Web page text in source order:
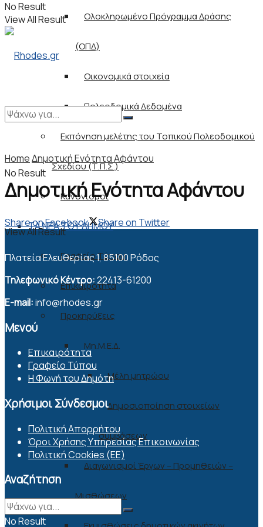
Ολοκληρωμένο Πρόγραμμα Δράσης
(ΟΠΔ)
Οικονομικά στοιχεία
Πολεοδομικά Δεδομένα
Εκπόνηση μελέτης του Τοπικού Πολεοδομικού
Σχεδίου (Τ.Π.Σ.)
Κανονισμοί
ΤΑ ΝΕΑ ΤΟΥ ΔΗΜΟΥ
Γραφείο Τύπου
Επικαιρότητα
Προκηρύξεις
Μη.Μ.Ε.Δ.
Μέλη μητρώου
Δημοσιοποίηση στοιχείων
συμβάσεων
Διαγωνισμοί Έργων – Προμηθειών –
Μισθώσεων
No Result
View All Result
No Result
View All Result
HomeΔημοτική Ενότητα Αφάντου
Δημοτική Ενότητα Αφάντου
Share on Facebook Share on Twitter
Πλατεία Ελευθερίας 1, 85100 Ρόδος
Τηλεφωνικό Κέντρο:22413-61200
E-mail:info@rhodes.gr
Μενού
Επικαιρότητα
Γραφείο Τύπου
Η Φωνή του Δημότη
Χρήσιμοι Σύνδεσμοι
Πολιτική Απορρήτου
Όροι Χρήσης Υπηρεσίας Επικοινωνίας
Πολιτική Cookies (ΕΕ)
Αναζήτηση
No Result